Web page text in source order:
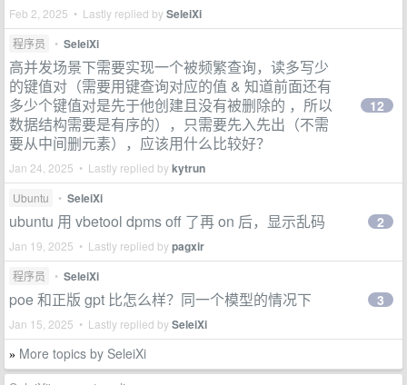
Feb 2, 2025 • Lastly replied bySeleiXi
程序员 • SeleiXi
高并发场景下需要实现一个被频繁查询，读多写少
的键值对（需要用键查询对应的值 & 知道前面还有
多少个键值对是先于他创建且没有被删除的 ，所以
数据结构需要是有序的），只需要先入先出（不需
要从中间删元素），应该用什么比较好？
Jan 24, 2025 • Lastly replied bykytrun
12
Ubuntu • SeleiXi
ubuntu 用 vbetool dpms off 了再 on 后，显示乱码
Jan 19, 2025 • Lastly replied bypagxir
2
程序员 • SeleiXi
poe 和正版 gpt 比怎么样？同一个模型的情况下
Jan 15, 2025 • Lastly replied bySeleiXi
3
» More topics by SeleiXi